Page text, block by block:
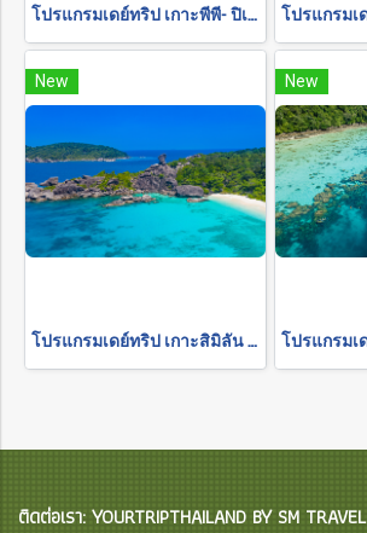
โปรแกรมเดย์ทริป เกาะพีพี- ปิเละลากูน-เกาะไผ่-เกาะไม้ท่อน (เล่นกิจกรรมและชมพระอาทิตย์ตกกับเรือฉลามวาฬ)
New
โปรแกรมเดย์ทริป เกาะสิมิลัน โดยเรือสปีดโบ๊ท (รับส่งเฉพาะในภูเก็ต)
New
ติดต่อเรา: YOURTRIPTHAILAND BY SM TRAVEL